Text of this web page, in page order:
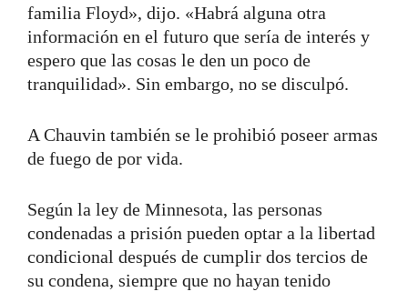
familia Floyd», dijo. «Habrá alguna otra
información en el futuro que sería de interés y
espero que las cosas le den un poco de
tranquilidad». Sin embargo, no se disculpó.
A Chauvin también se le prohibió poseer armas
de fuego de por vida.
Según la ley de Minnesota, las personas
condenadas a prisión pueden optar a la libertad
condicional después de cumplir dos tercios de
su condena, siempre que no hayan tenido